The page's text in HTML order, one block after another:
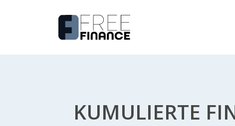
KUMULIERTE